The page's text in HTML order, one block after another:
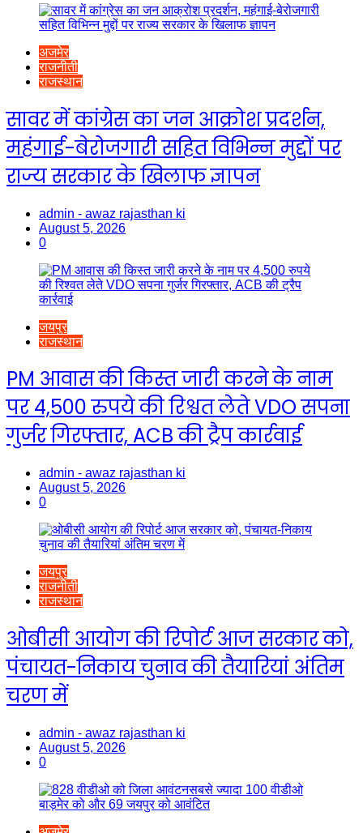
अजमेर
राजनीती
राजस्थान
सावर में कांग्रेस का जन आक्रोश प्रदर्शन,
महंगाई-बेरोजगारी सहित विभिन्न मुद्दों पर
राज्य सरकार के खिलाफ ज्ञापन
admin - awaz rajasthan ki
August 5, 2026
0
जयपुर
राजस्थान
PM आवास की किस्त जारी करने के नाम
पर 4,500 रुपये की रिश्वत लेते VDO सपना
गुर्जर गिरफ्तार, ACB की ट्रैप कार्रवाई
admin - awaz rajasthan ki
August 5, 2026
0
जयपुर
राजनीती
राजस्थान
ओबीसी आयोग की रिपोर्ट आज सरकार को,
पंचायत-निकाय चुनाव की तैयारियां अंतिम
चरण में
admin - awaz rajasthan ki
August 5, 2026
0